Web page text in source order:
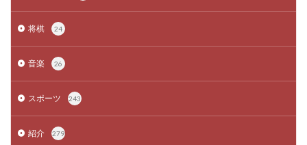
将棋 24
音楽 26
スポーツ 243
紹介 279